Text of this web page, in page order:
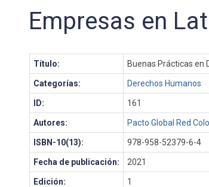
Empresas en
Título: Buenas Prácticas en
Categorías: Derechos Humanos
ID: 161
Autores: Pacto Global Red
ISBN-10(13): 978-958-52379-6-4
Fecha de publicación: 2021
Edición: 1